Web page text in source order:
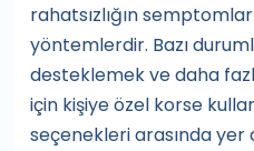
rahatsızlığın
yöntemlerdir. Bazı
desteklemek ve daha
için kişiye özel korse
seçenekleri arasında yer